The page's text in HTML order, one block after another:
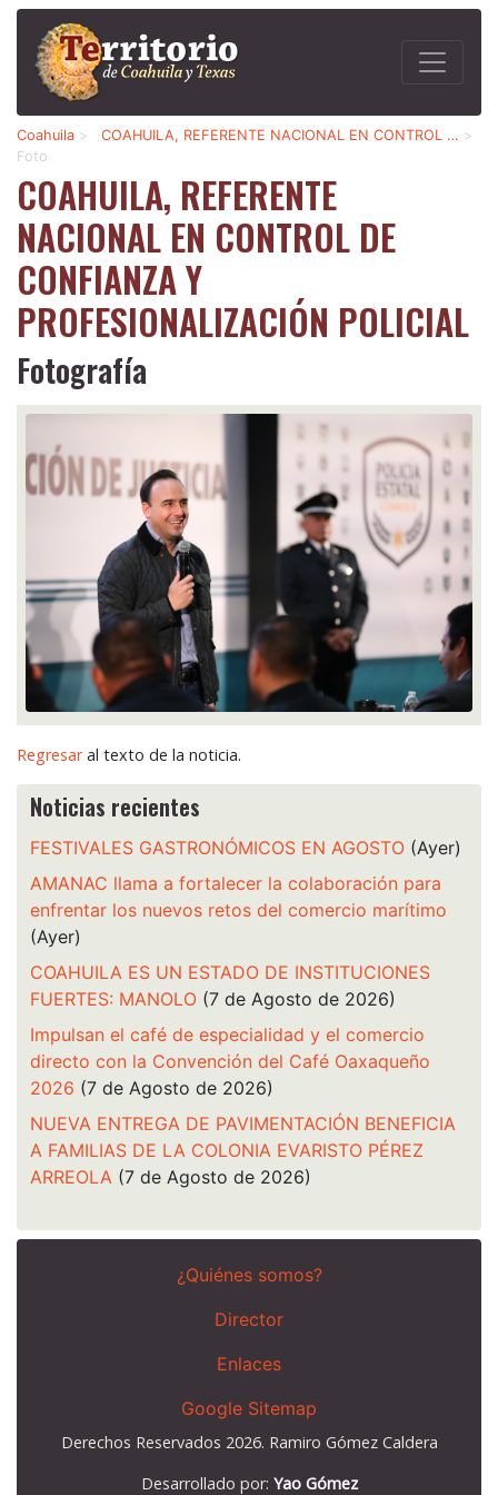
Coahuila > COAHUILA, REFERENTE NACIONAL EN CONTROL … >
Foto
COAHUILA, REFERENTE
NACIONAL EN CONTROL DE
CONFIANZA Y
PROFESIONALIZACIÓN POLICIAL
Fotografía
Regresaral texto de la noticia.
Noticias recientes
FESTIVALES GASTRONÓMICOS EN AGOSTO (Ayer)
AMANAC llama a fortalecer la colaboración para
enfrentar los nuevos retos del comercio marítimo
(Ayer)
COAHUILA ES UN ESTADO DE INSTITUCIONES
FUERTES: MANOLO (7 de Agosto de 2026)
Impulsan el café de especialidad y el comercio
directo con la Convención del Café Oaxaqueño
2026 (7 de Agosto de 2026)
NUEVA ENTREGA DE PAVIMENTACIÓN BENEFICIA
A FAMILIAS DE LA COLONIA EVARISTO PÉREZ
ARREOLA (7 de Agosto de 2026)
¿Quiénes somos?
Director
Enlaces
Google Sitemap
Derechos Reservados 2026. Ramiro Gómez Caldera
Desarrollado por: Yao Gómez